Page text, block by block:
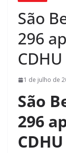
São
296
CDHU
1 de julho de
São
296
CDHU